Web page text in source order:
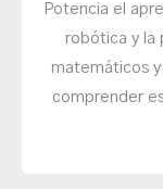
Potencia el
robótica y la
matemáticos
comprender